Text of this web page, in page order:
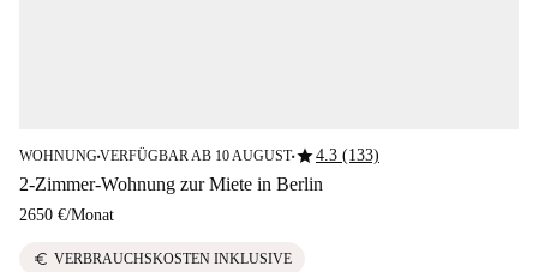
WOHNUNG■VERFÜGBAR AB 10 AUGUST■star4.3 (133)
2-Zimmer-Wohnung zur Miete in Berlin
2650 €/Monat
euro VERBRAUCHSKOSTEN INKLUSIVE